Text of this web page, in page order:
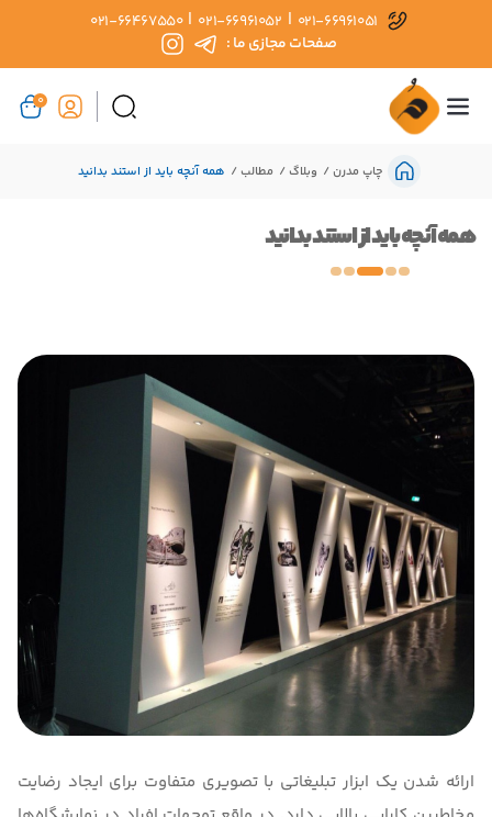
021-66961051
|
021-66961052
|
021-66467550
صفحات مجازی ما :
0
چاپ مدرن وبلاگ مطالب همه آنچه باید از استند بدانید
همه آنچه باید از استند بدانید
ارائه شدن یک ابزار تبلیغاتی با تصویری متفاوت برای ایجاد رضایت